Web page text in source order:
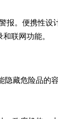
。便携性设
联网功能。
藏危险品的